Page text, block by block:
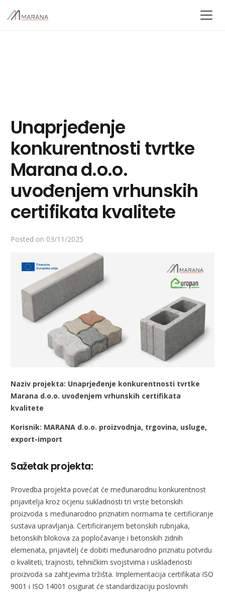
Unaprjeđenje
konkurentnosti tvrtke
Marana d.o.o.
uvođenjem vrhunskih
certifikata kvalitete
Posted on 03/11/2025
Naziv projekta: Unaprjeđenje konkurentnosti tvrtke
Marana d.o.o. uvođenjem vrhunskih certifikata
kvalitete
Korisnik: MARANA d.o.o. proizvodnja, trgovina, usluge,
export-import
Sažetak projekta:
Provedba projekta povećat će međunarodnu konkurentnost
prijavitelja kroz ocjenu sukladnosti tri vrste betonskih
proizvoda s međunarodno priznatim normama te certificiranje
sustava upravljanja. Certificiranjem betonskih rubnjaka,
betonskih blokova za popločavanje i betonskih zidnih
elemenata, prijavitelj će dobiti međunarodno priznatu potvrdu
o kvaliteti, trajnosti, tehničkim svojstvima i usklađenosti
proizvoda sa zahtjevima tržišta. Implementacija certifikata ISO
9001 i ISO 14001 osigurat će standardizaciju poslovnih